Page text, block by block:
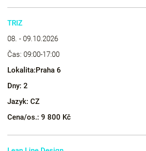
TRIZ
08. - 09.10.2026
Čas: 09:00-17:00
Lokalita:Praha 6
Dny: 2
Jazyk: CZ
Cena/os.: 9 800 Kč